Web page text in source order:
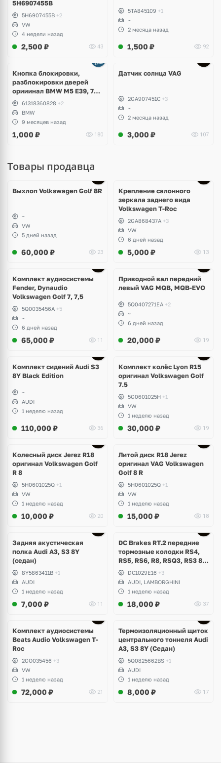
5H6907455B
5H6907455B +2
VW
4 недели назад
2,500 ₽ 43
5TA845109 +1
~
2 месяца назад
1,500 ₽ 92
Кнопка блокировки,
разблокировки дверей
орииинал BMW M5 E39, 7
E3861318360828 +2
BMW
9 месяцев назад
1,000 ₽ 180
Датчик солнца VAG
2GA907451C +3
~
2 месяца назад
3,000 ₽ 107
Товары продавца
Выхлоп Volkswagen Golf 8R
~
VW
5 дней назад
60,000 ₽ 23
Крепление салонного
зеркала заднего вида
Volkswagen T-Roc
2GA868437A +3
VW
6 дней назад
5,000 ₽ 13
Комплект аудиосистемы
Fender, Dynaudio
Volkswagen Golf 7, 7,5
5Q0035456A +5
~
6 дней назад
65,000 ₽ 11
Приводной вал передний
левый VAG MQB, MQB-EVO
5Q0407271EA +2
~
6 дней назад
20,000 ₽ 19
Комплект сидений Audi S3
8Y Black Edition
~
AUDI
1 неделю назад
110,000 ₽ 36
Комплект колёс Lyon R15
оригинал Volkswagen Golf
7.5
5G0601025H +1
VW
1 неделю назад
30,000 ₽ 19
Колесный диск Jerez R18
оригинал Volkswagen Golf
R 8
5H0601025Q +1
VW
1 неделю назад
10,000 ₽ 20
Литой диск R18 Jerez
оригинал VAG Volkswagen
Golf 8 R
5H0601025Q +1
VW
1 неделю назад
15,000 ₽ 18
Задняя акустическая
полка Audi A3, S3 8Y
(седан)
8Y5863411B +1
AUDI
1 неделю назад
7,000 ₽ 11
DC Brakes RT.2 передние
тормозные колодки RS4,
RS5, RS6, R8, RSQ3, RS3 8V
(комплект 8 шт)
DC1029E16 +3
AUDI, LAMBORGHINI
1 неделю назад
18,000 ₽ 37
Комплект аудиосистемы
Beats Audio Volkswagen T-
Roc
2GO035456 +3
VW
1 неделю назад
72,000 ₽ 21
Термоизоляционный щиток
центрального тоннеля Audi
A3, S3 8Y (Седан)
5Q0825662BS +1
AUDI
1 неделю назад
8,000 ₽ 17